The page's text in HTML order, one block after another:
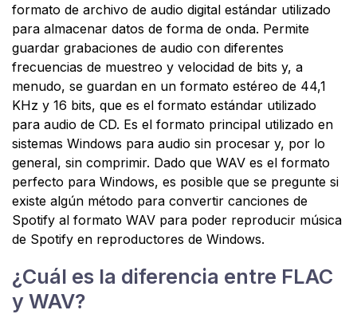
formato de archivo de audio digital estándar utilizado
para almacenar datos de forma de onda. Permite
guardar grabaciones de audio con diferentes
frecuencias de muestreo y velocidad de bits y, a
menudo, se guardan en un formato estéreo de 44,1
KHz y 16 bits, que es el formato estándar utilizado
para audio de CD. Es el formato principal utilizado en
sistemas Windows para audio sin procesar y, por lo
general, sin comprimir. Dado que WAV es el formato
perfecto para Windows, es posible que se pregunte si
existe algún método para convertir canciones de
Spotify al formato WAV para poder reproducir música
de Spotify en reproductores de Windows.
¿Cuál es la diferencia entre FLAC
y WAV?